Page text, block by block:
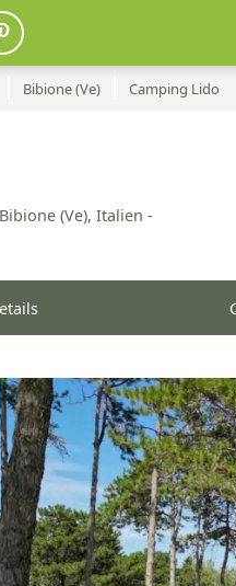
Bibione (Ve) Camping Lido
(Ve), Italien -